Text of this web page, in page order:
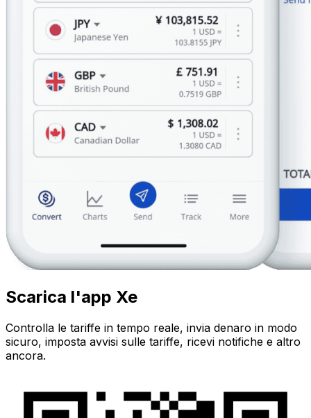
Scarica l'app Xe
Controlla le tariffe in tempo reale, invia denaro in modo
sicuro, imposta avvisi sulle tariffe, ricevi notifiche e altro
ancora.